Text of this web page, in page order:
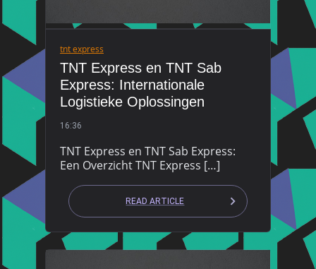
tnt express
TNT Express en TNT Sab
Express: Internationale
Logistieke Oplossingen
16:36
TNT Express en TNT Sab Express:
Een Overzicht TNT Express […]
READ ARTICLE